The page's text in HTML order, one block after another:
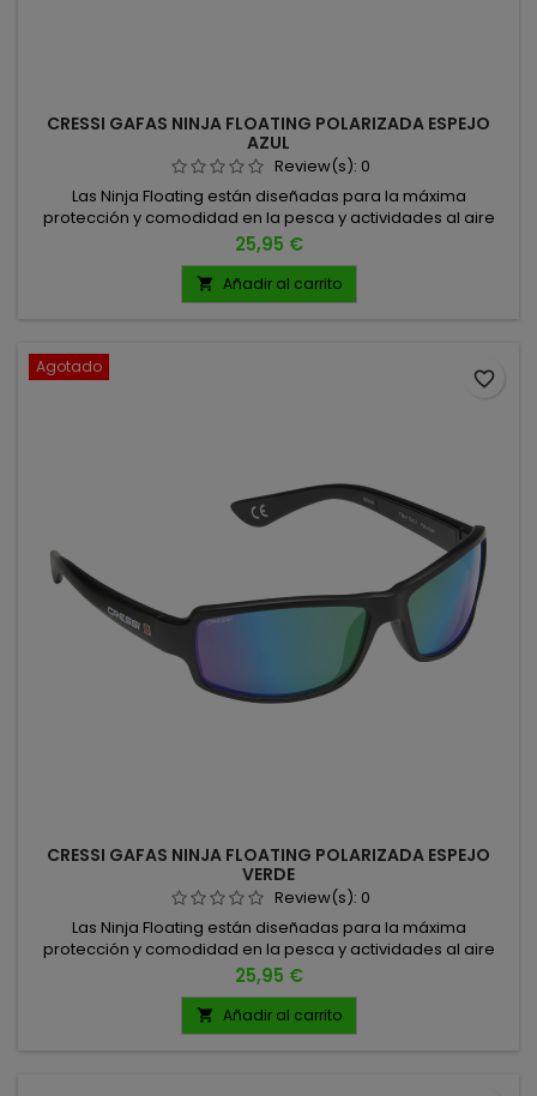
CRESSI GAFAS NINJA FLOATING POLARIZADA ESPEJO
AZUL
Review(s): 0
Las Ninja Floating están diseñadas para la máxima
protección y comodidad en la pesca y actividades al aire
libre. TALLA UNICA
Precio
25,95 €
 Añadir al carrito
Agotado
CRESSI GAFAS NINJA FLOATING POLARIZADA ESPEJO
VERDE
Review(s): 0
Las Ninja Floating están diseñadas para la máxima
protección y comodidad en la pesca y actividades al aire
libre. TALLA UNICA
Precio
25,95 €
 Añadir al carrito
favorite_border